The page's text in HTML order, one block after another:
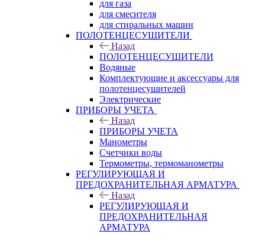
для газа
для смесителя
для стиральных машин
ПОЛОТЕНЦЕСУШИТЕЛИ
Назад
ПОЛОТЕНЦЕСУШИТЕЛИ
Водяные
Комплектующие и аксессуары для
полотенцесушителей
Электрические
ПРИБОРЫ УЧЕТА
Назад
ПРИБОРЫ УЧЕТА
Манометры
Счетчики воды
Термометры, термоманометры
РЕГУЛИРУЮЩАЯ И
ПРЕДОХРАНИТЕЛЬНАЯ АРМАТУРА
Назад
РЕГУЛИРУЮЩАЯ И
ПРЕДОХРАНИТЕЛЬНАЯ
АРМАТУРА